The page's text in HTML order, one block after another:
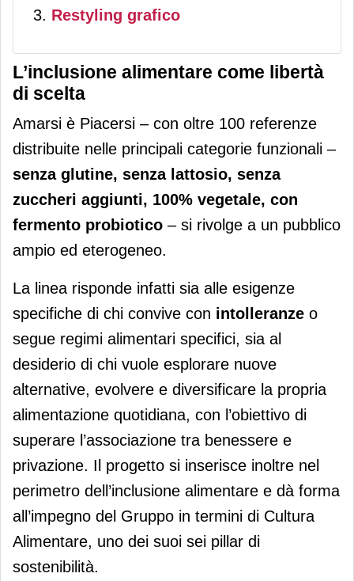
Restyling grafico
L’inclusione alimentare come libertà
di scelta
Amarsi è Piacersi – con oltre 100 referenze
distribuite nelle principali categorie funzionali –
senza glutine, senza lattosio, senza
zuccheri aggiunti, 100% vegetale, con
fermento probiotico – si rivolge a un pubblico
ampio ed eterogeneo.
La linea risponde infatti sia alle esigenze
specifiche di chi convive con intolleranze o
segue regimi alimentari specifici, sia al
desiderio di chi vuole esplorare nuove
alternative, evolvere e diversificare la propria
alimentazione quotidiana, con l’obiettivo di
superare l’associazione tra benessere e
privazione. Il progetto si inserisce inoltre nel
perimetro dell’inclusione alimentare e dà forma
all’impegno del Gruppo in termini di Cultura
Alimentare, uno dei suoi sei pillar di
sostenibilità.